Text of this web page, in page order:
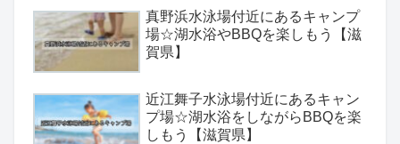
真野浜水泳場付近にあるキャンプ
場☆湖水浴やBBQを楽しもう【滋
賀県】
近江舞子水泳場付近にあるキャン
プ場☆湖水浴をしながらBBQを楽
しもう【滋賀県】